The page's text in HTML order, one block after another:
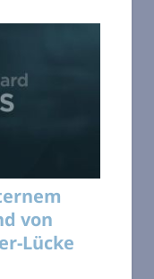
von
Lücke